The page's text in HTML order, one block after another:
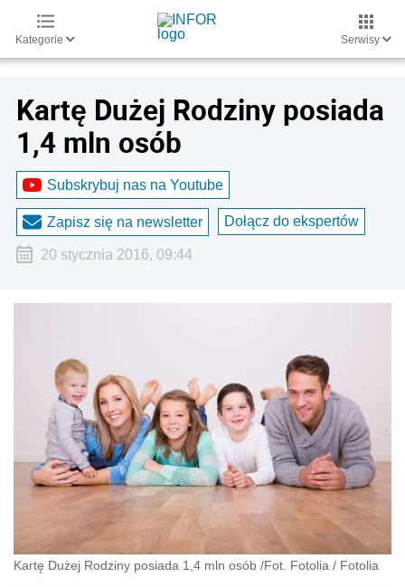
Kategorie Serwisy
Kartę Dużej Rodziny posiada
1,4 mln osób
Subskrybuj nas na Youtube
Zapisz się na newsletter Dołącz do ekspertów
20 stycznia 2016, 09:44
Kartę Dużej Rodziny posiada 1,4 mln osób /Fot. Fotolia / Fotolia